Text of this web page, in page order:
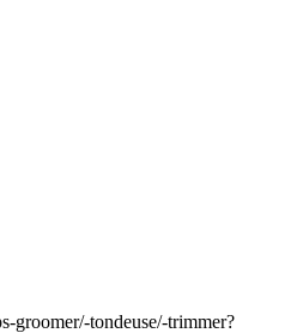
groomer/-tondeuse/-trimmer?